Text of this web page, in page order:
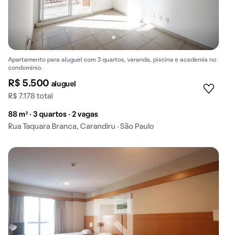
Apartamento para aluguel com 3 quartos, varanda, piscina e academia no
condomínio.
R$ 5.500 aluguel
R$ 7.178 total
88 m² · 3 quartos · 2 vagas
Rua Taquara Branca, Carandiru · São Paulo